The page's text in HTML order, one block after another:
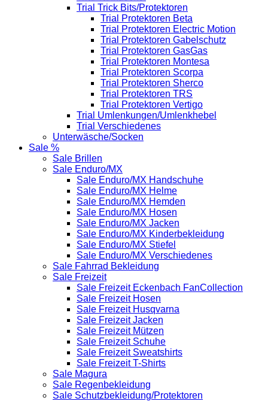
Trial Trick Bits/Protektoren
Trial Protektoren Beta
Trial Protektoren Electric Motion
Trial Protektoren Gabelschutz
Trial Protektoren GasGas
Trial Protektoren Montesa
Trial Protektoren Scorpa
Trial Protektoren Sherco
Trial Protektoren TRS
Trial Protektoren Vertigo
Trial Umlenkungen/Umlenkhebel
Trial Verschiedenes
Unterwäsche/Socken
Sale %
Sale Brillen
Sale Enduro/MX
Sale Enduro/MX Handschuhe
Sale Enduro/MX Helme
Sale Enduro/MX Hemden
Sale Enduro/MX Hosen
Sale Enduro/MX Jacken
Sale Enduro/MX Kinderbekleidung
Sale Enduro/MX Stiefel
Sale Enduro/MX Verschiedenes
Sale Fahrrad Bekleidung
Sale Freizeit
Sale Freizeit Eckenbach FanCollection
Sale Freizeit Hosen
Sale Freizeit Husqvarna
Sale Freizeit Jacken
Sale Freizeit Mützen
Sale Freizeit Schuhe
Sale Freizeit Sweatshirts
Sale Freizeit T-Shirts
Sale Magura
Sale Regenbekleidung
Sale Schutzbekleidung/Protektoren